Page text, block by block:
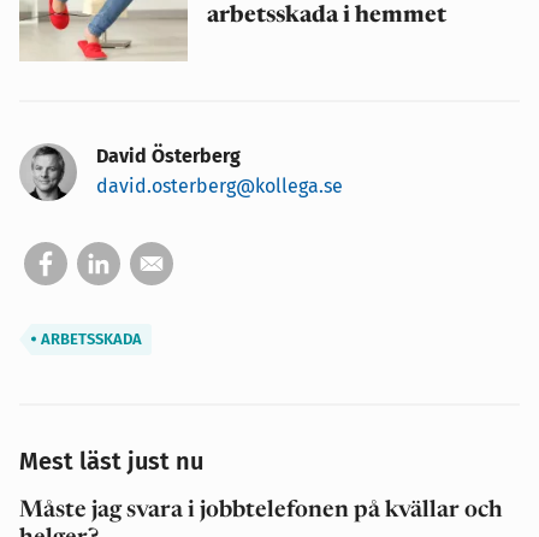
arbetsskada i hemmet
David Österberg
david.osterberg@kollega.se
ARBETSSKADA
Mest läst just nu
Måste jag svara i jobbtelefonen på kvällar och